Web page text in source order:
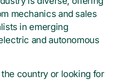
mechanics and sales
in emerging
and autonomous
country or looking for